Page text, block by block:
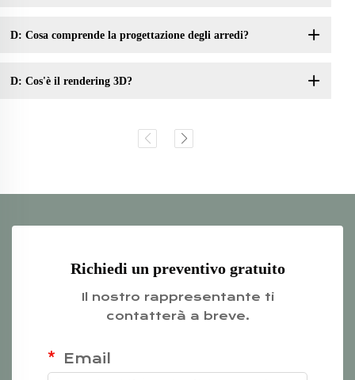
D: Cosa comprende la progettazione degli arredi?
D: Cos'è il rendering 3D?
Richiedi un preventivo gratuito
Il nostro rappresentante ti
contatterà a breve.
Email